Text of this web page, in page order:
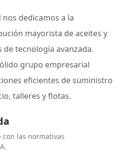
nos dedicamos a la
mayorista de aceites y
tecnología avanzada.
grupo empresarial
eficientes de suministro
talleres y flotas.
las normativas